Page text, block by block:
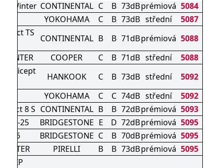
Winter CONTINENTAL C B 73dBprémiová 5084
YOKOHAMA C B 73dB střední
5087
TS
CONTINENTAL B B 71dBprémiová 5088
WINTER
COOPER C B 71dB střední
5088
icept
HANKOOK C B 73dB střední
5092
YOKOHAMA C C 74dB střední
5092
8 S CONTINENTAL B B 72dBprémiová 5093
LM-25
BRIDGESTONE E D 72dBprémiová 5095
6
BRIDGESTONE C B 70dBprémiová 5095
PIRELLI B B 73dBprémiová 5095